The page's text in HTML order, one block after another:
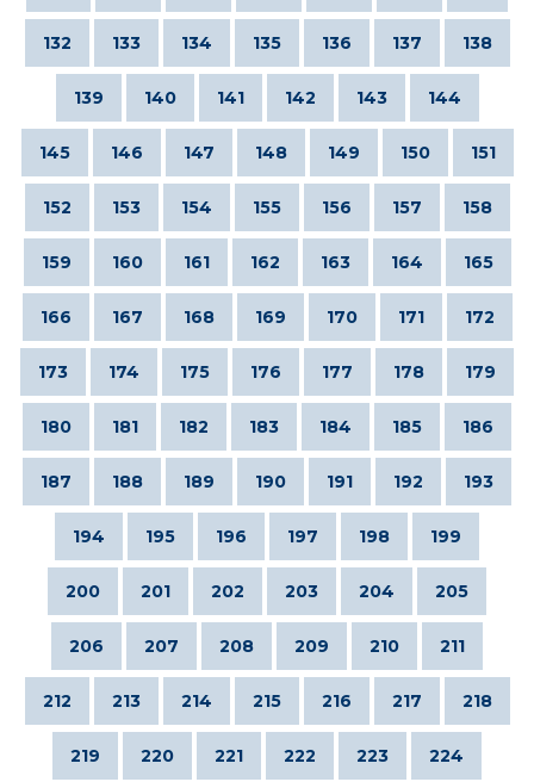
132 133 134 135 136 137 138
139 140 141 142 143 144
145 146 147 148 149 150 151
152 153 154 155 156 157 158
159 160 161 162 163 164 165
166 167 168 169 170 171 172
173 174 175 176 177 178 179
180 181 182 183 184 185 186
187 188 189 190 191 192 193
194 195 196 197 198 199
200 201 202 203 204 205
206 207 208 209 210 211
212 213 214 215 216 217 218
219 220 221 222 223 224